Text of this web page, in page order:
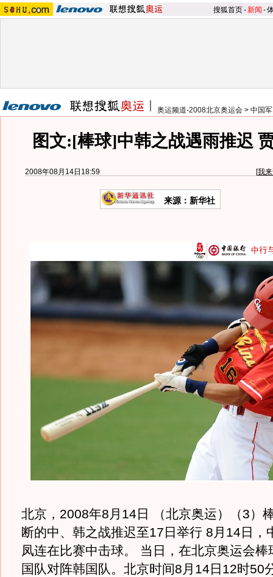
搜狐首页-新闻 -
奥运频道-2008北京奥运会 > 中国
图文:[棒球]中韩之战遇雨推迟
2008年08月14日18:59 [我
来源：新华社
北京，2008年8月14日 （北京奥运）（3
断的中、韩之战推迟至17日举行 8月14日，
凤连在比赛中击球。 当日，在北京奥运会棒
国队对阵韩国队。北京时间8月14日12时50